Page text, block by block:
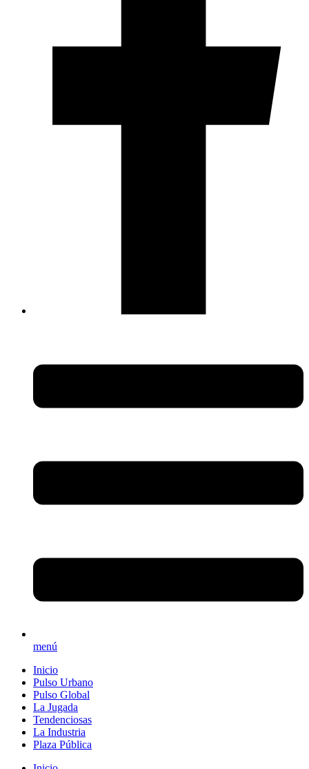
menú
Inicio
Pulso Urbano
Pulso Global
La Jugada
Tendenciosas
La Industria
Plaza Pública